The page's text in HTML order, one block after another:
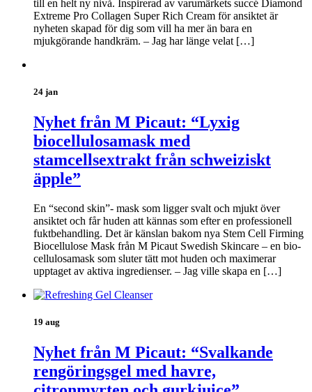
till en helt ny nivå. Inspirerad av varumärkets succé Diamond
Extreme Pro Collagen Super Rich Cream för ansiktet är
nyheten skapad för dig som vill ha mer än bara en
mjukgörande handkräm. – Jag har länge velat […]
24 jan
Nyhet från M Picaut: “Lyxig
biocellulosamask med
stamcellsextrakt från schweiziskt
äpple”
En “second skin”- mask som ligger svalt och mjukt över
ansiktet och får huden att kännas som efter en professionell
fuktbehandling. Det är känslan bakom nya Stem Cell Firming
Biocellulose Mask från M Picaut Swedish Skincare – en bio-
cellulosamask som sluter tätt mot huden och maximerar
upptaget av aktiva ingredienser. – Jag ville skapa en […]
19 aug
Nyhet från M Picaut: “Svalkande
rengöringsgel med havre,